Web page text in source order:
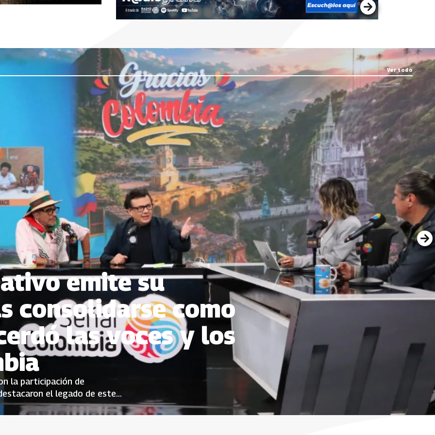
Ver todo
emite su
consolidarse como
las voces y los
la participación de
el legado de este
las realidades de las